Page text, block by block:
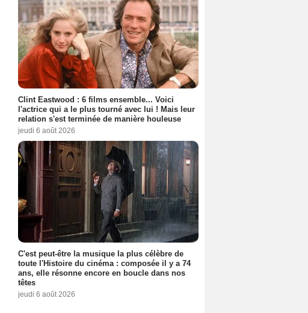
Clint Eastwood : 6 films ensemble... Voici
l'actrice qui a le plus tourné avec lui ! Mais leur
relation s'est terminée de manière houleuse
jeudi 6 août 2026
C'est peut-être la musique la plus célèbre de
toute l'Histoire du cinéma : composée il y a 74
ans, elle résonne encore en boucle dans nos
têtes
jeudi 6 août 2026